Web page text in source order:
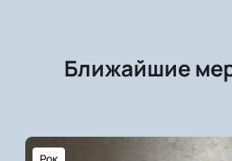
Ближайшие